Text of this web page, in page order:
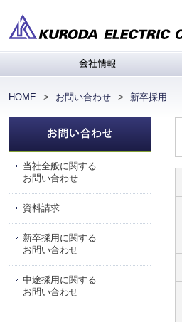
HOME お問い合わせ 新卒採用
当社全般に関する
お問い合わせ
資料請求
新卒採用に関する
お問い合わせ
中途採用に関する
お問い合わせ